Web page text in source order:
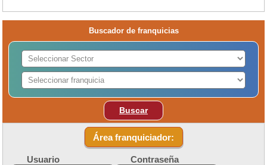
Buscador de franquicias
Buscar
Área franquiciador:
Usuario Contraseña